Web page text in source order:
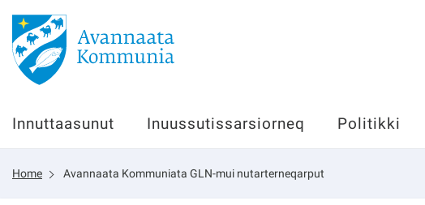
Innuttaasunut
Inuussutissarsiorneq
Politikki
Innuttaasunut Inuussutissarsiorneq Politikki
Home Avannaata Kommuniata GLN-mui nutarterneqarput